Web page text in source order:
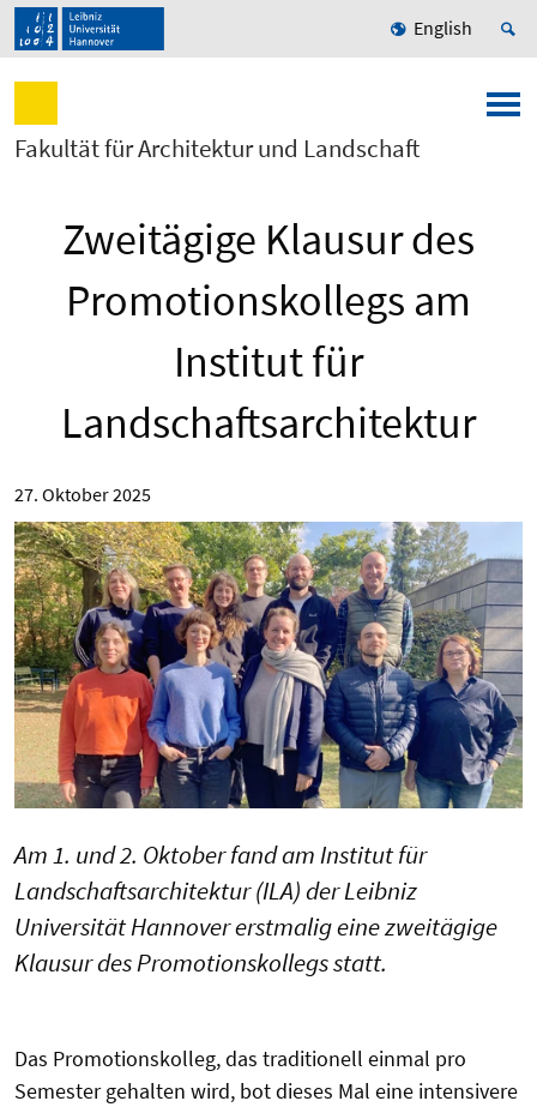
English
Fakultät für Architektur und Landschaft
Zweitägige Klausur des
Promotionskollegs am
Institut für
Landschaftsarchitektur
27. Oktober 2025
Am 1. und 2. Oktober fand am Institut für
Landschaftsarchitektur (ILA) der Leibniz
Universität Hannover erstmalig eine zweitägige
Klausur des Promotionskollegs statt.
Das Promotionskolleg, das traditionell einmal pro
Semester gehalten wird, bot dieses Mal eine intensivere